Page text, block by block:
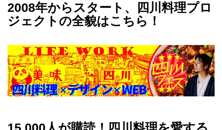
2008年からスタート、四川料理プロ
ジェクトの全貌はこちら！